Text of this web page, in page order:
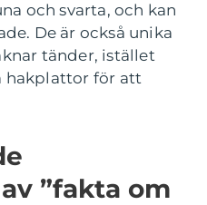
och svarta, och kan
De är också unika
tänder, istället
hakplattor för att
”fakta om